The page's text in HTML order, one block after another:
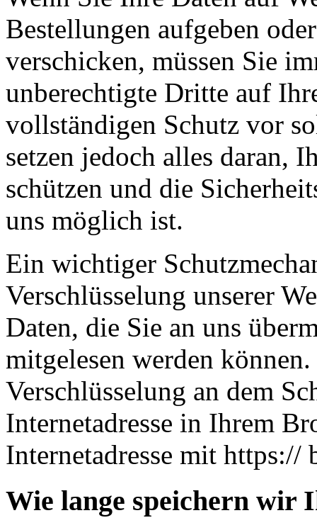
Bestellungen aufgeben
verschicken, müssen Sie
unberechtigte Dritte auf
vollständigen Schutz vor
setzen jedoch alles daran,
schützen und die
uns möglich ist.
Ein wichtiger
Verschlüsselung unserer
Daten, die Sie an uns
mitgelesen werden
Verschlüsselung an dem
Internetadresse in Ihrem
Internetadresse mit
Wie lange speichern wir